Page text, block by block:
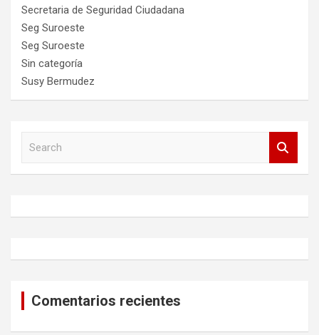
Secretaria de Seguridad Ciudadana
Seg Suroeste
Seg Suroeste
Sin categoría
Susy Bermudez
h
Comentarios recientes